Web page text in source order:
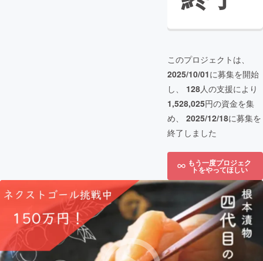
このプロジェクトは、
2025/10/01に募集を開始
し、 128人の支援により
1,528,025円の資金を集
め、 2025/12/18に募集を
終了しました
もう一度プロジェク
トをやってほしい